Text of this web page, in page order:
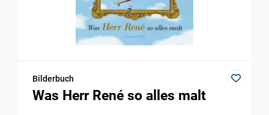
Bilderbuch
Was Herr René so alles malt